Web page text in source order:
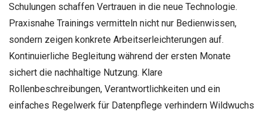
Schulungen schaffen Vertrauen in die neue Technologie.
Praxisnahe Trainings vermitteln nicht nur Bedienwissen,
sondern zeigen konkrete Arbeitserleichterungen auf.
Kontinuierliche Begleitung während der ersten Monate
sichert die nachhaltige Nutzung. Klare
Rollenbeschreibungen, Verantwortlichkeiten und ein
einfaches Regelwerk für Datenpflege verhindern Wildwuchs